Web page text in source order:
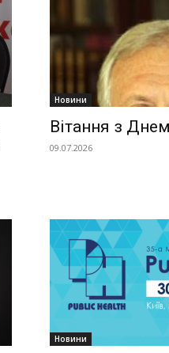
Новини
Вітання з
09.07.2026
Новини